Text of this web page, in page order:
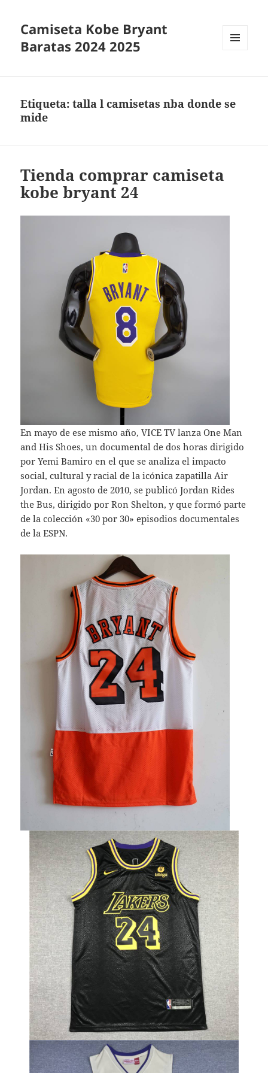
Camiseta Kobe Bryant
Baratas 2024 2025
Etiqueta:talla l camisetas nba donde se
mide
Tienda comprar camiseta
kobe bryant 24
En mayo de ese mismo año, VICE TV lanza One Man
and His Shoes, un documental de dos horas dirigido
por Yemi Bamiro en el que se analiza el impacto
social, cultural y racial de la icónica zapatilla Air
Jordan. En agosto de 2010, se publicó Jordan Rides
the Bus, dirigido por Ron Shelton, y que formó parte
de la colección «30 por 30» episodios documentales
de la ESPN.